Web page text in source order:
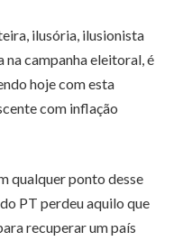
ilusória, ilusionista
campanha eleitoral, é
hoje com esta
com inflação
qualquer ponto desse
PT perdeu aquilo que
recuperar um país